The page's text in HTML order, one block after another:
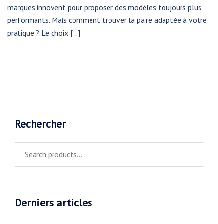
marques innovent pour proposer des modèles toujours plus
performants. Mais comment trouver la paire adaptée à votre
pratique ? Le choix […]
Rechercher
for:
Derniers articles